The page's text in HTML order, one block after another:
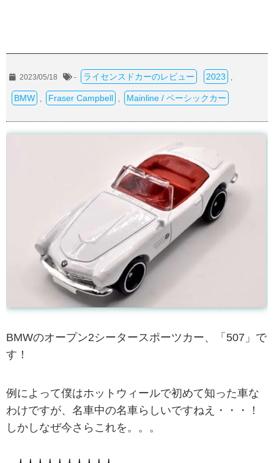
2023/05/18 - ライセンスドカーのレビュー 2023
BMW Fraser Campbell Mainline / ベーシックカー
BMWのオープン2シータースポーツカー、「507」で
す！
例によって僕はホットウィールで初めて知った車な
わけですが、名車中の名車らしいですねえ・・・！
しかしなぜ今さらこれを。。。